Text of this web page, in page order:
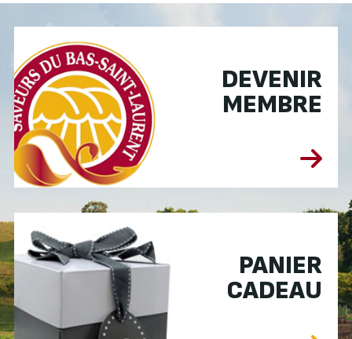
DEVENIR
MEMBRE
PANIER
CADEAU